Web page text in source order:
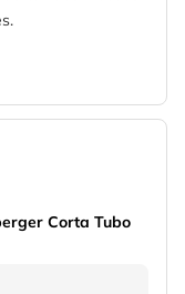
Corta Tubo